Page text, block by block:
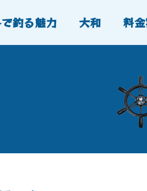
釣る魅力 大和 料